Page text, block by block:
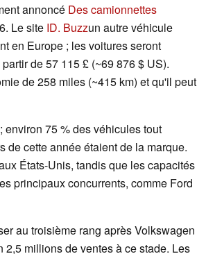
annoncé Des camionnettes
Le site ID. Buzzun autre véhicule
en Europe ; les voitures seront
de 57 115 £ (~69 876 $ US).
de 258 miles (~415 km) et qu'il peut
75 % des véhicules tout
de cette année étaient de la marque.
États-Unis, tandis que les capacités
principaux concurrents, comme Ford
au troisième rang après Volkswagen
millions de ventes à ce stade. Les